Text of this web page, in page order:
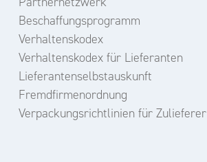
Beschaffungsprogramm
Verhaltenskodex
Verhaltenskodex für Lieferanten
Lieferantenselbstauskunft
Fremdfirmenordnung
Verpackungsrichtlinien für Zulieferer